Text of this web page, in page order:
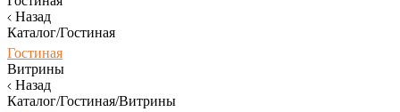
Назад
Каталог/Гостиная
Гостиная
Витрины
Назад
Каталог/Гостиная/Витрины